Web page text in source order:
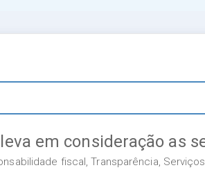
em consideração as
fiscal, Transparência,